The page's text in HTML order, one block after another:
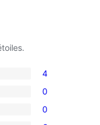
4
0
0